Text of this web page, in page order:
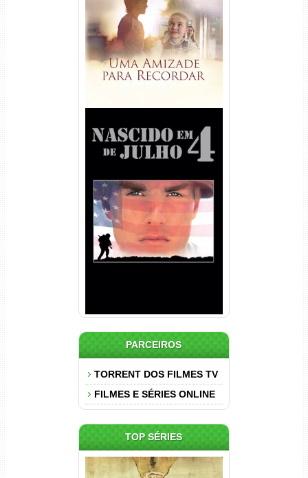
Torrent (2025) WEB-DL 1080p
Dual Áudio
Nascido em 4 de Julho
Torrent (1989) WEB-DL 1080p
Dual Áudio
PARCEIROS
TORRENT DOS FILMES TV
FILMES E SÉRIES ONLINE
TOP SÉRIES